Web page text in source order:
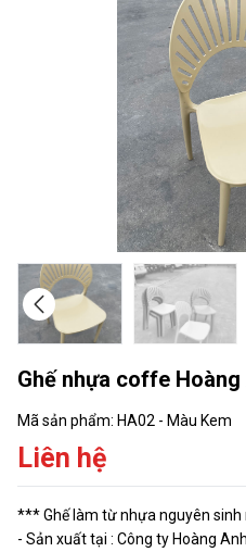
Ghế nhựa coffe
Mã sản phẩm: HA02 - Màu Kem
Liên hệ
*** Ghế làm từ nhựa nguyên sinh
- Sản xuất tại : Công ty Hoàng Anh